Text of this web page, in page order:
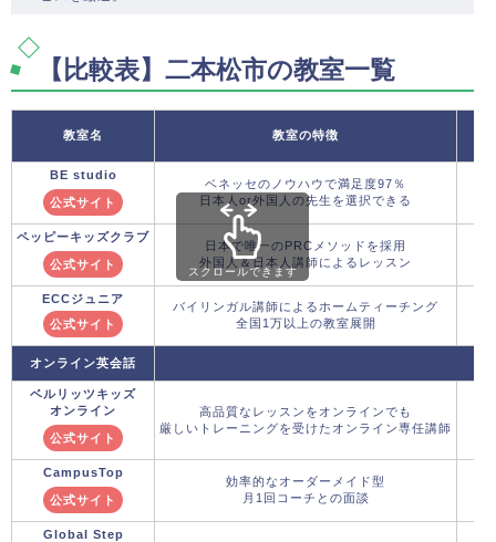
【比較表】二本松市の教室一覧
教室名 教室の特徴
BE studio
公式サイト
ベネッセのノウハウで満足度97％
日本人or外国人の先生を選択できる
ペッピーキッズクラブ
公式サイト
日本で唯一のPRCメソッドを採用
外国人＆日本人講師によるレッスン
ECCジュニア
公式サイト
バイリンガル講師によるホームティーチング
全国1万以上の教室展開
オンライン英会話
ベルリッツキッズ
オンライン
公式サイト
高品質なレッスンをオンラインでも
厳しいトレーニングを受けたオンライン専任講師
CampusTop
公式サイト
効率的なオーダーメイド型
月1回コーチとの面談
Global Step
スクロールできます